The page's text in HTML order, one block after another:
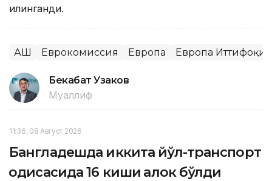
қилинганди.
АҚШ Еврокомиссия Европа Европа Иттифоқи
Бекабат Узаков
Муаллиф
11:36, 08 Август 2026
Бангладешда иккита йўл-транспорт
ҳодисасида 16 киши ҳалок бўлди